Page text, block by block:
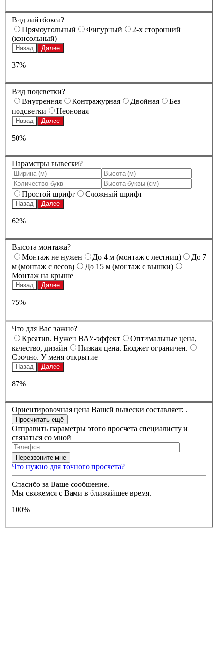
Вид лайтбокса?
Прямоугольный
Фигурный
2-х сторонний
(консольный)
Назад Далее
37%
Вид подсветки?
Внутренняя
Контражурная Двойная
Без
подсветки
Неоновая
Назад Далее
50%
Параметры вывески?
Простой шрифт Сложный шрифт
Назад Далее
62%
Высота монтажа?
Монтаж не нужен
До 4 м (монтаж с лестниц)
До 7
м (монтаж с лесов)
До 15 м (монтаж с вышки)
Монтаж на крыше
Назад Далее
75%
Что для Вас важно?
Креатив. Нужен ВАУ-эффект
Оптимальные цена,
качество, дизайн
Низкая цена. Бюджет ограничен.
Срочно. У меня открытие
Назад Далее
87%
Ориентировочная цена Вашей вывески составляет: .
Отправить параметры этого просчета специалисту и
связаться со мной
Что нужно для точного просчета?
Спасибо за Ваше сообщение.
Мы свяжемся с Вами в ближайшее время.
100%